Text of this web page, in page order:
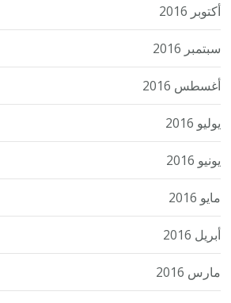
أكتوبر 2016
سبتمبر 2016
أغسطس 2016
يوليو 2016
يونيو 2016
مايو 2016
أبريل 2016
مارس 2016